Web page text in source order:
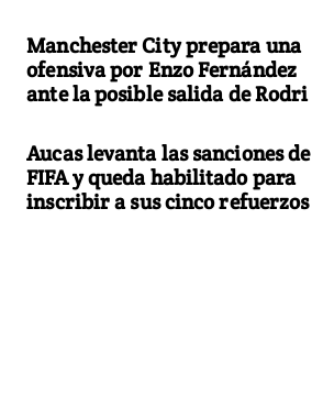
Manchester City prepara una
ofensiva por Enzo Fernández
ante la posible salida de Rodri
Aucas levanta las sanciones de
FIFA y queda habilitado para
inscribir a sus cinco refuerzos